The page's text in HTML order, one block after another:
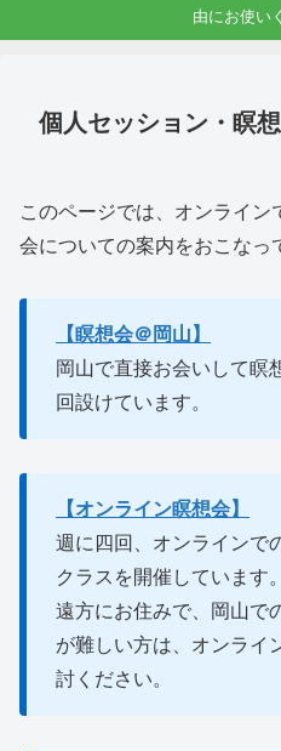
由にお使い
個人セッション・瞑
このページでは、オンライ
会についての案内をおこなっ
【瞑想会＠岡山】
岡山で直接お会いして瞑
回設けています。
【オンライン瞑想会】
週に四回、オンラインで
クラスを開催しています。
遠方にお住みで、岡山で
が難しい方は、オンライ
討ください。